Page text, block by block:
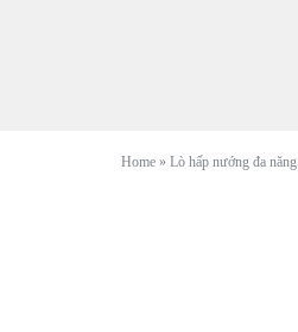
Home » Lò hấp nướng đa năng